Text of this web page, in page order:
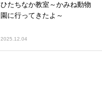
ひたちなか教室～かみね動物
園に行ってきたよ～
2025.12.04